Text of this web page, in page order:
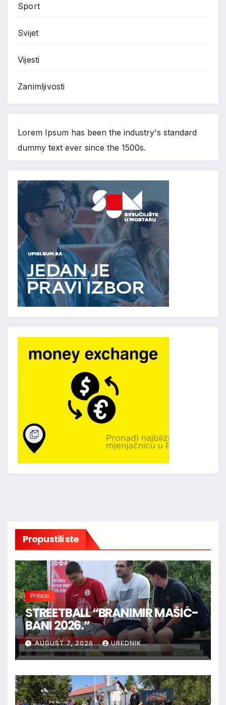
Sport
Svijet
Vijesti
Zanimljivosti
Lorem Ipsum has been the industry's standard
dummy text ever since the 1500s.
Propustili ste
Prilozi
STREETBALL “BRANIMIR MAŠIĆ-
BANI 2026.”
AUGUST 7, 2026 UREDNIK